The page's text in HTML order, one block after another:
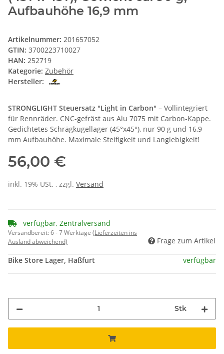
Aufbauhöhe 16,9 mm
Artikelnummer: 201657052
GTIN: 3700223710027
HAN: 252719
Kategorie: Zubehör
Hersteller:
STRONGLIGHT Steuersatz "Light in Carbon" – Vollintegriert
für Rennräder. CNC-gefräst aus Alu 7075 mit Carbon-Kappe.
Gedichtetes Schrägkugellager (45°x45°), nur 90 g und 16,9
mm Aufbauhöhe. Maximale Steifigkeit und Langlebigkeit!
56,00 €
inkl. 19% USt. , zzgl. Versand
verfügbar, Zentralversand
Versandbereit:6 - 7 Werktage (Lieferzeiten ins
Ausland abweichend)
Frage zum Artikel
Bike Store Lager, Haßfurt verfügbar
Stk